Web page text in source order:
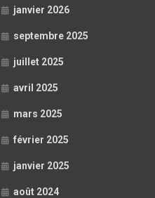
janvier 2026
septembre 2025
juillet 2025
avril 2025
mars 2025
février 2025
janvier 2025
août 2024